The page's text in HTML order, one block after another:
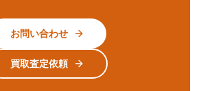
お問い合わせ
買取査定依頼